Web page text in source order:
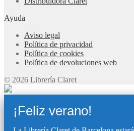
Ayuda
Aviso legal
Política de privacidad
Política de cookies
Política de devoluciones web
© 2026 Librería Claret
¡Feliz verano!